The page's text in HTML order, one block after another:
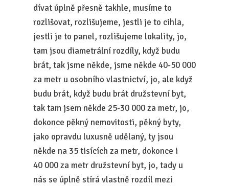
dívat úplně přesně takhle, musíme to
rozlišovat, rozlišujeme, jestli je to cihla,
jestli je to panel, rozlišujeme lokality, jo,
tam jsou diametrální rozdíly, když budu
brát, tak jsme někde, jsme někde 40-50 000
za metr u osobního vlastnictví, jo, ale když
budu brát, když budu brát družstevní byt,
tak tam jsem někde 25-30 000 za metr, jo,
dokonce pěkný nemovitosti, pěkný byty,
jako opravdu luxusně udělaný, ty jsou
někde na 35 tisících za metr, dokonce i
40 000 za metr družstevní byt, jo, tady u
nás se úplně stírá vlastně rozdíl mezi